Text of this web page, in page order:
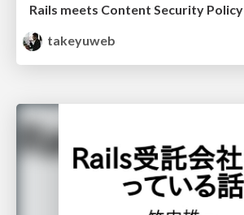
Rails meets Content Security Policy
takeyuweb